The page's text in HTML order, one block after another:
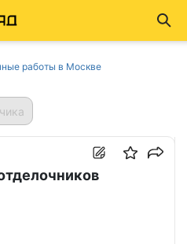
работы в Москве